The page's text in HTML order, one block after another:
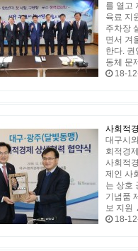
를 열고
육료 지
주차장
면서 겨
한다. 권
동체 문
18-
사회적
대구시
회적경
사회적
제인 사
는 상호
기념품
보 지원
18-